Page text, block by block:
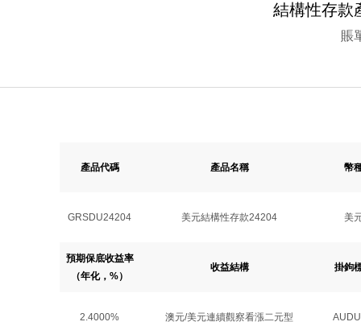
結構性存款
賬
產品代碼 產品名稱 幣
GRSDU24204 美元結構性存款24204 美
預期保底收益率
（年化，%）
收益結構 掛鉤
2.4000% 澳元/美元連續觀察看漲二元型